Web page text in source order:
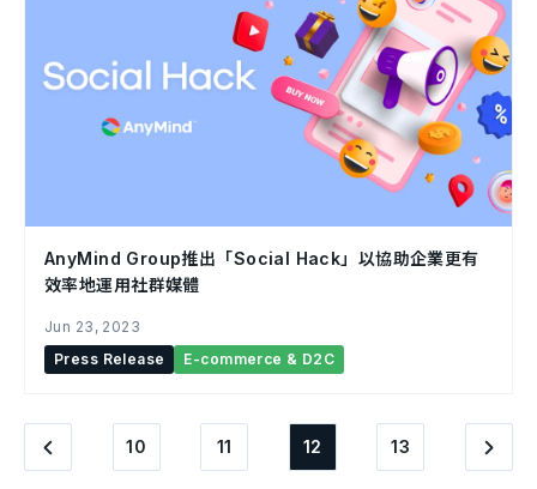
AnyMind Group推出「Social Hack」以協助企業更有
效率地運用社群媒體
Jun 23, 2023
Press Release
E-commerce & D2C
10 11 12 13